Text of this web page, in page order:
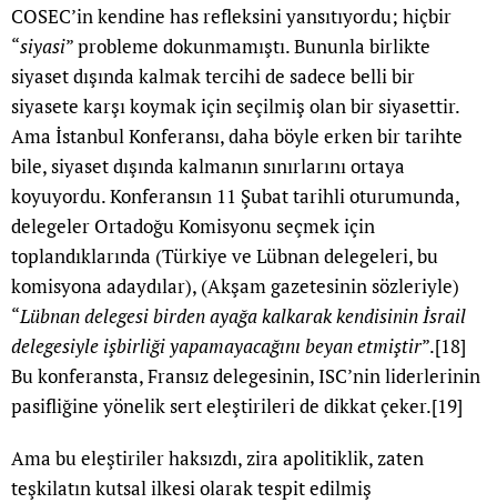
COSEC’in kendine has refleksini yansıtıyordu; hiçbir
“siyasi” probleme dokunmamıştı. Bununla birlikte
siyaset dışında kalmak tercihi de sadece belli bir
siyasete karşı koymak için seçilmiş olan bir siyasettir.
Ama İstanbul Konferansı, daha böyle erken bir tarihte
bile, siyaset dışında kalmanın sınırlarını ortaya
koyuyordu. Konferansın 11 Şubat tarihli oturumunda,
delegeler Ortadoğu Komisyonu seçmek için
toplandıklarında (Türkiye ve Lübnan delegeleri, bu
komisyona adaydılar), (Akşam gazetesinin sözleriyle)
“Lübnan delegesi birden ayağa kalkarak kendisinin İsrail
delegesiyle işbirliği yapamayacağını beyan etmiştir”.[18]
Bu konferansta, Fransız delegesinin, ISC’nin liderlerinin
pasifliğine yönelik sert eleştirileri de dikkat çeker.[19]
Ama bu eleştiriler haksızdı, zira apolitiklik, zaten
teşkilatın kutsal ilkesi olarak tespit edilmiş